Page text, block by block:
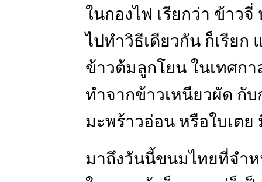
ในกองไฟ เรียกว่า ข้าว
ไปทำวิธีเดียวกัน ก็เรียก
ข้าวต้มลูกโยน ในเทศก
ทำจากข้าวเหนียวผัด กั
มะพร้าวอ่อน หรือใบเตย
มาถึงวันนี้ขนมไทยที่จำ